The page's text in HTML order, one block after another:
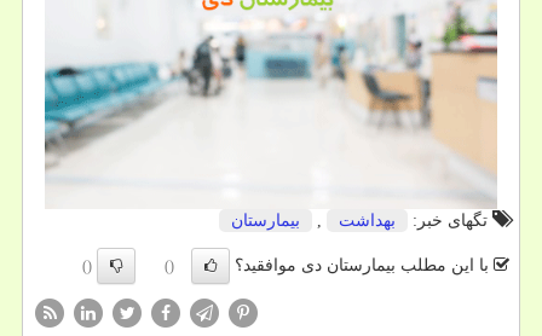
تگهای خبر: بهداشت بیمارستان
با این مطلب بیمارستان دی موافقید؟ ()
()